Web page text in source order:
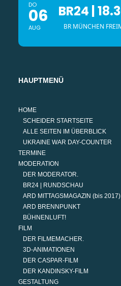
DO
06
AUG
BR24 |
BR MÜNCHEN
HAUPTMENÜ
HOME
SCHEIDER STARTSEITE
ALLE SEITEN IM ÜBERBLICK
UKRAINE WAR DAY-COUNTER
TERMINE
MODERATION
DER MODERATOR.
BR24 | RUNDSCHAU
ARD MITTAGSMAGAZIN (bis 2017)
ARD BRENNPUNKT
BÜHNENLUFT!
FILM
DER FILMEMACHER.
3D-ANIMATIONEN
DER CASPAR-FILM
DER KANDINSKY-FILM
GESTALTUNG